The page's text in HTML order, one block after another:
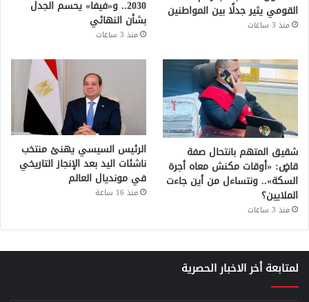
القومي يثير جدلًا بين المواطنين
منذ 3 ساعات
2030.. و«فيفا» يحسم الجدل
بشأن النهائي
منذ 3 ساعات
شقيق المتهم بانتحال صفة
قاضٍ: «أوقات مكنش معاه أجرة
السكة».. ونتساءل من أين جاءت
الملايين؟
منذ 3 ساعات
الرئيس السيسي يهنئ منتخب
ناشئات اليد بعد الإنجاز التاريخي
في مونديال العالم
منذ 16 ساعة
لمتابعة أخر الاخبار الحصرية